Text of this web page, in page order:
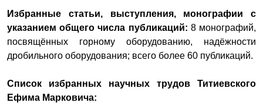
Избранные статьи, выступления, монографии с
указанием общего числа публикаций: 8 монографий,
посвящённых горному оборудованию, надёжности
дробильного оборудования; всего более 60 публикаций.
Список избранных научных трудов Титиевского
Ефима Марковича: